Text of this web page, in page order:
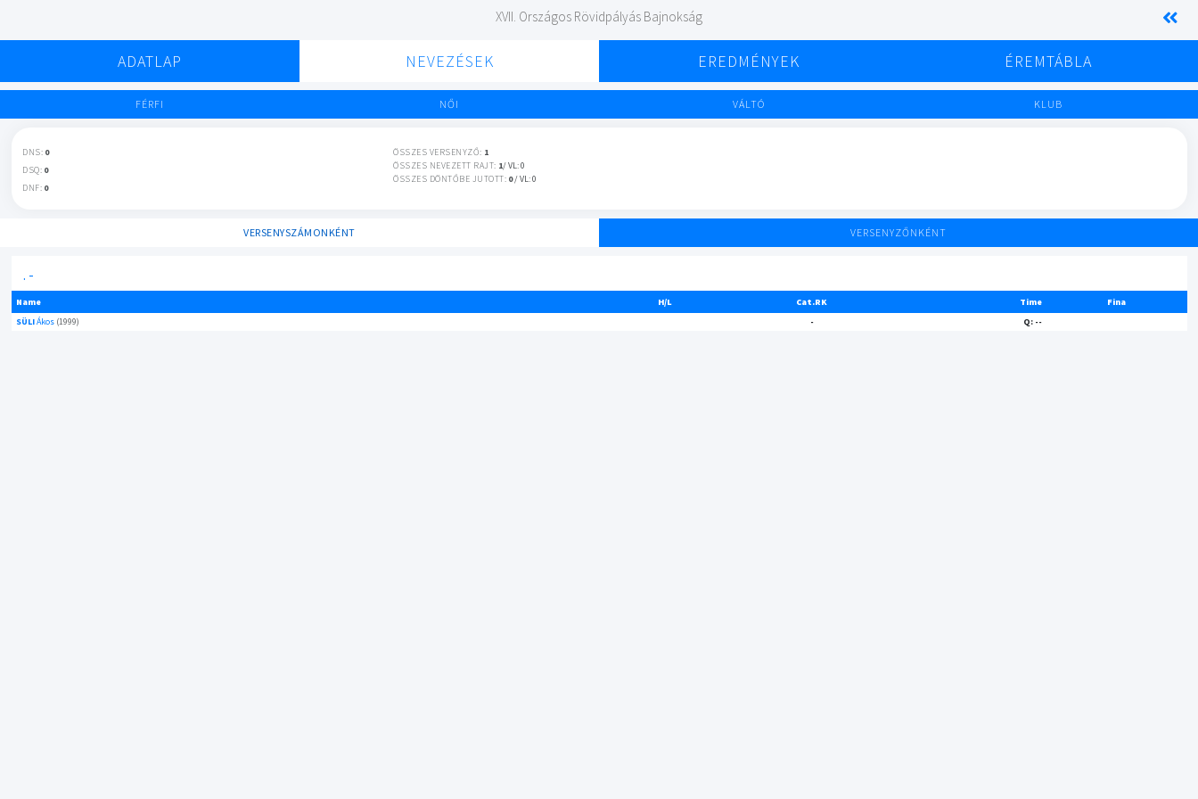
XVII. Országos Rövidpályás Bajnokság
ADATLAP NEVEZÉSEK EREDMÉNYEK ÉREMTÁBLA
FÉRFI NŐI VÁLTÓ KLUB
DNS: 0
DSQ: 0
DNF: 0
ÖSSZES VERSENYZŐ: 1
ÖSSZES NEVEZETT RAJT: 1/ VL: 0
ÖSSZES DÖNTŐBE JUTOTT: 0/ VL: 0
VERSENYSZÁMONKÉNT VERSENYZŐNKÉNT
. -
Name H/L Cat.RK Time
Fina
SÜLIÁkos (1999) - Q: --